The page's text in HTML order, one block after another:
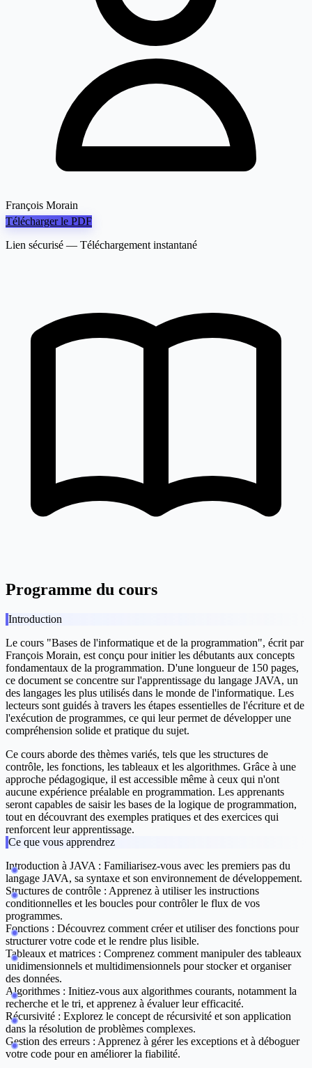
François Morain
Télécharger le PDF
Lien sécurisé — Téléchargement instantané
Programme du cours
Introduction
Le cours "Bases de l'informatique et de la programmation", écrit par
François Morain, est conçu pour initier les débutants aux concepts
fondamentaux de la programmation. D'une longueur de 150 pages,
ce document se concentre sur l'apprentissage du langage JAVA, un
des langages les plus utilisés dans le monde de l'informatique. Les
lecteurs sont guidés à travers les étapes essentielles de l'écriture et de
l'exécution de programmes, ce qui leur permet de développer une
compréhension solide et pratique du sujet.
Ce cours aborde des thèmes variés, tels que les structures de
contrôle, les fonctions, les tableaux et les algorithmes. Grâce à une
approche pédagogique, il est accessible même à ceux qui n'ont
aucune expérience préalable en programmation. Les apprenants
seront capables de saisir les bases de la logique de programmation,
tout en découvrant des exemples pratiques et des exercices qui
renforcent leur apprentissage.
Ce que vous apprendrez
Introduction à JAVA : Familiarisez-vous avec les premiers pas du
langage JAVA, sa syntaxe et son environnement de développement.
Structures de contrôle : Apprenez à utiliser les instructions
conditionnelles et les boucles pour contrôler le flux de vos
programmes.
Fonctions : Découvrez comment créer et utiliser des fonctions pour
structurer votre code et le rendre plus lisible.
Tableaux et matrices : Comprenez comment manipuler des tableaux
unidimensionnels et multidimensionnels pour stocker et organiser
des données.
Algorithmes : Initiez-vous aux algorithmes courants, notamment la
recherche et le tri, et apprenez à évaluer leur efficacité.
Récursivité : Explorez le concept de récursivité et son application
dans la résolution de problèmes complexes.
Gestion des erreurs : Apprenez à gérer les exceptions et à déboguer
votre code pour en améliorer la fiabilité.